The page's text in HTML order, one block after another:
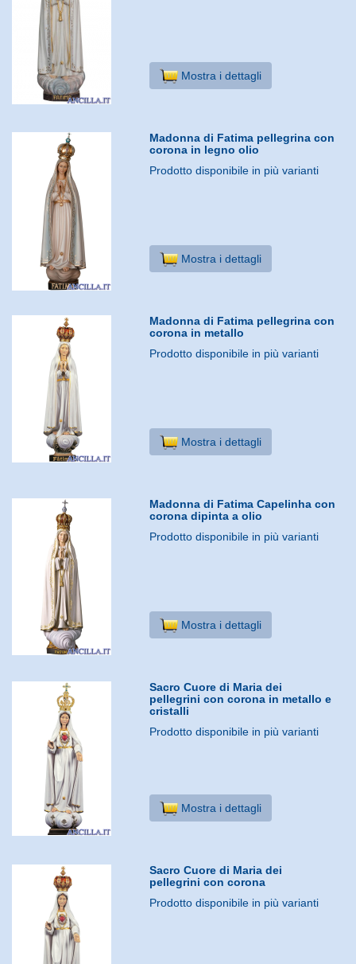
Mostra i dettagli
Madonna di Fatima pellegrina con
corona in legno olio
Prodotto disponibile in più varianti
Mostra i dettagli
Madonna di Fatima pellegrina con
corona in metallo
Prodotto disponibile in più varianti
Mostra i dettagli
Madonna di Fatima Capelinha con
corona dipinta a olio
Prodotto disponibile in più varianti
Mostra i dettagli
Sacro Cuore di Maria dei
pellegrini con corona in metallo e
cristalli
Prodotto disponibile in più varianti
Mostra i dettagli
Sacro Cuore di Maria dei
pellegrini con corona
Prodotto disponibile in più varianti